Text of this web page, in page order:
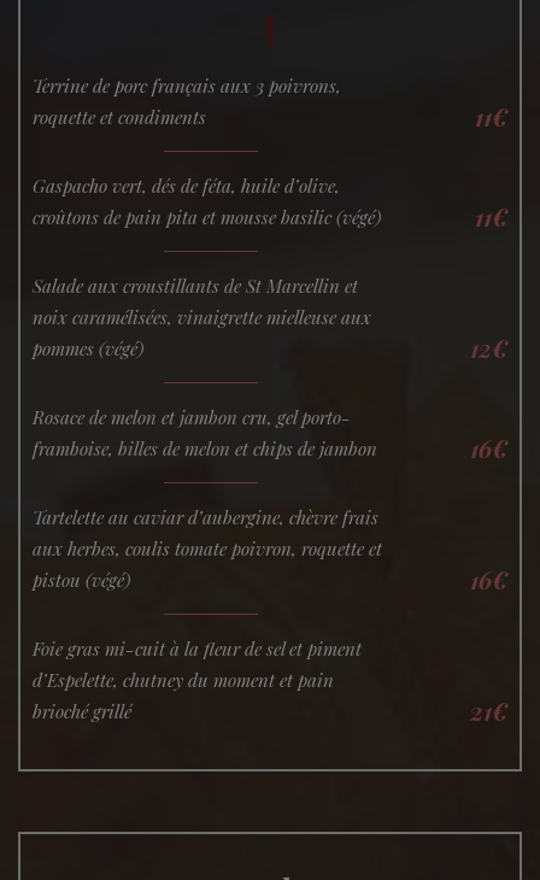
Terrine de porc français aux 3 poivrons,
roquette et condiments
11€
Gaspacho vert, dés de féta, huile d’olive,
croûtons de pain pita et mousse basilic (végé)
11€
Salade aux croustillants de St Marcellin et
noix caramélisées, vinaigrette mielleuse aux
pommes (végé)
12€
Rosace de melon et jambon cru, gel porto-
framboise, billes de melon et chips de jambon
16€
Tartelette au caviar d’aubergine, chèvre frais
aux herbes, coulis tomate poivron, roquette et
pistou (végé)
16€
Foie gras mi-cuit à la fleur de sel et piment
d’Espelette, chutney du moment et pain
brioché grillé
21€